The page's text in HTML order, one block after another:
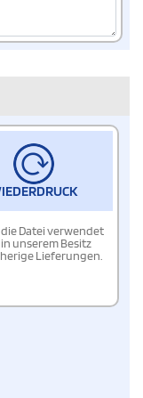
die Datei verwendet
unserem Besitz
Lieferungen.